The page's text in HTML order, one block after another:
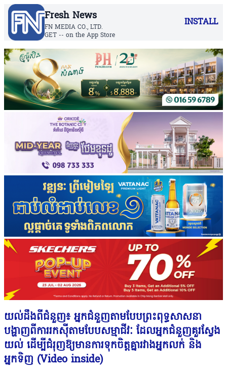
Fresh News
FN MEDIA CO., LTD.
GET -- on the App Store
INSTALL
យល់ដឹងពីជំនួញ៖ អ្នក​ជំនួញតាមបែបព្រះពុទ្ធសាសនា
បង្ហាញពីការរកស៊ីតាមបែបសម្មាជីវៈ ដែលអ្នកជំនួញគួរស្វែង
យល់ ដើម្បីជំរុញឱ្យមានការទុកចិត្តគ្នារវាងអ្នកលក់ និង
អ្នកទិញ (Video inside)